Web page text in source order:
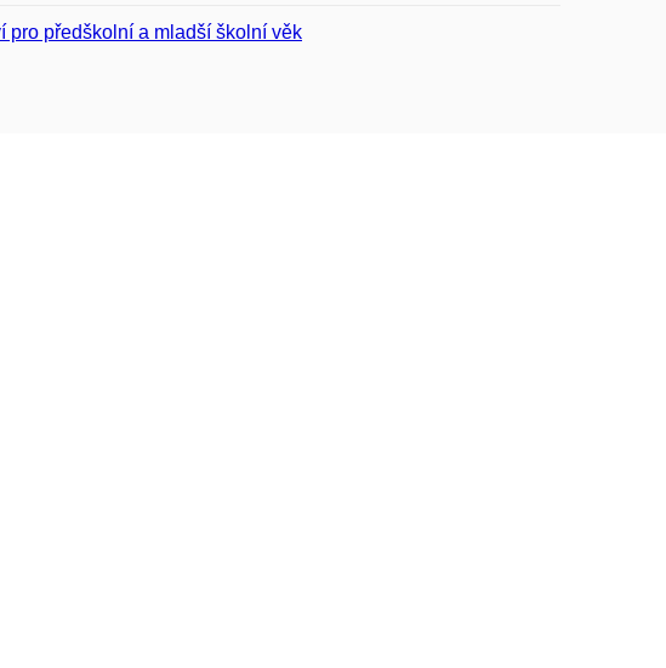
pro předškolní a mladší školní věk